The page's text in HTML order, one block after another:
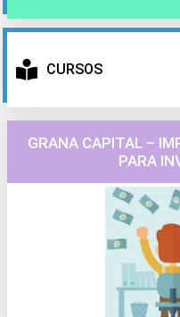
CURSOS
GRANA CAPITAL –
PARA